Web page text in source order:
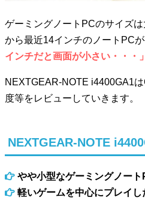
ゲーミングノートPCのサイズ
から最近14インチのノートPCが
インチだと画面が小さい・・・」
NEXTGEAR-NOTE i4400GA1
度等をレビューしていきます。
NEXTGEAR-NOTE
やや小型なゲーミングノート
軽いゲームを中心にプレイし